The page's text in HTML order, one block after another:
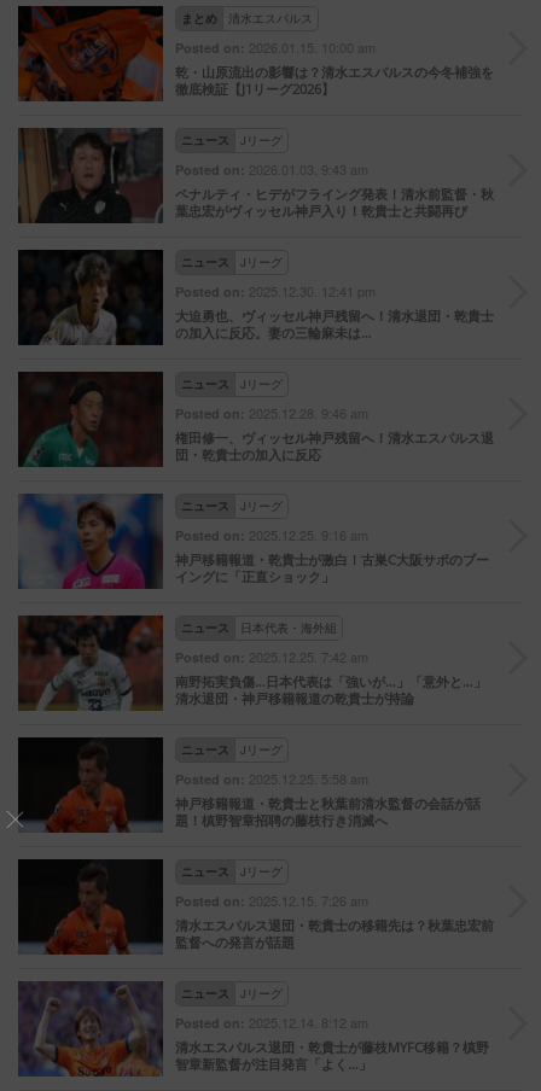
まとめ 清水エスパルス
Posted on: 2026.01.15. 10:00 am
乾・山原流出の影響は？清水エスパルスの今冬補強を
徹底検証【J1リーグ2026】
ニュース Jリーグ
Posted on: 2026.01.03. 9:43 am
ペナルティ・ヒデがフライング発表！清水前監督・秋
葉忠宏がヴィッセル神戸入り！乾貴士と共闘再び
ニュース Jリーグ
Posted on: 2025.12.30. 12:41 pm
大迫勇也、ヴィッセル神戸残留へ！清水退団・乾貴士
の加入に反応。妻の三輪麻未は…
ニュース Jリーグ
Posted on: 2025.12.28. 9:46 am
権田修一、ヴィッセル神戸残留へ！清水エスパルス退
団・乾貴士の加入に反応
ニュース Jリーグ
Posted on: 2025.12.25. 9:16 am
神戸移籍報道・乾貴士が激白！古巣C大阪サポのブー
イングに「正直ショック」
ニュース 日本代表・海外組
Posted on: 2025.12.25. 7:42 am
南野拓実負傷…日本代表は「強いが…」「意外と…」
清水退団・神戸移籍報道の乾貴士が持論
ニュース Jリーグ
Posted on: 2025.12.25. 5:58 am
神戸移籍報道・乾貴士と秋葉前清水監督の会話が話
題！槙野智章招聘の藤枝行き消滅へ
ニュース Jリーグ
Posted on: 2025.12.15. 7:26 am
清水エスパルス退団・乾貴士の移籍先は？秋葉忠宏前
監督への発言が話題
ニュース Jリーグ
Posted on: 2025.12.14. 8:12 am
清水エスパルス退団・乾貴士が藤枝MYFC移籍？槙野
智章新監督が注目発言「よく…」